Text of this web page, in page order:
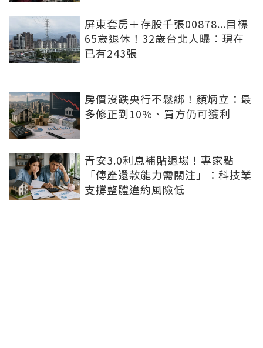
屏東套房＋存股千張00878...目標
65歲退休！32歲台北人曝：現在
已有243張
房價沒跌央行不鬆綁！顏炳立：最
多修正到10%、買方仍可獲利
青安3.0利息補貼退場！專家點
「傳產還款能力需關注」：科技業
支撐整體違約風險低